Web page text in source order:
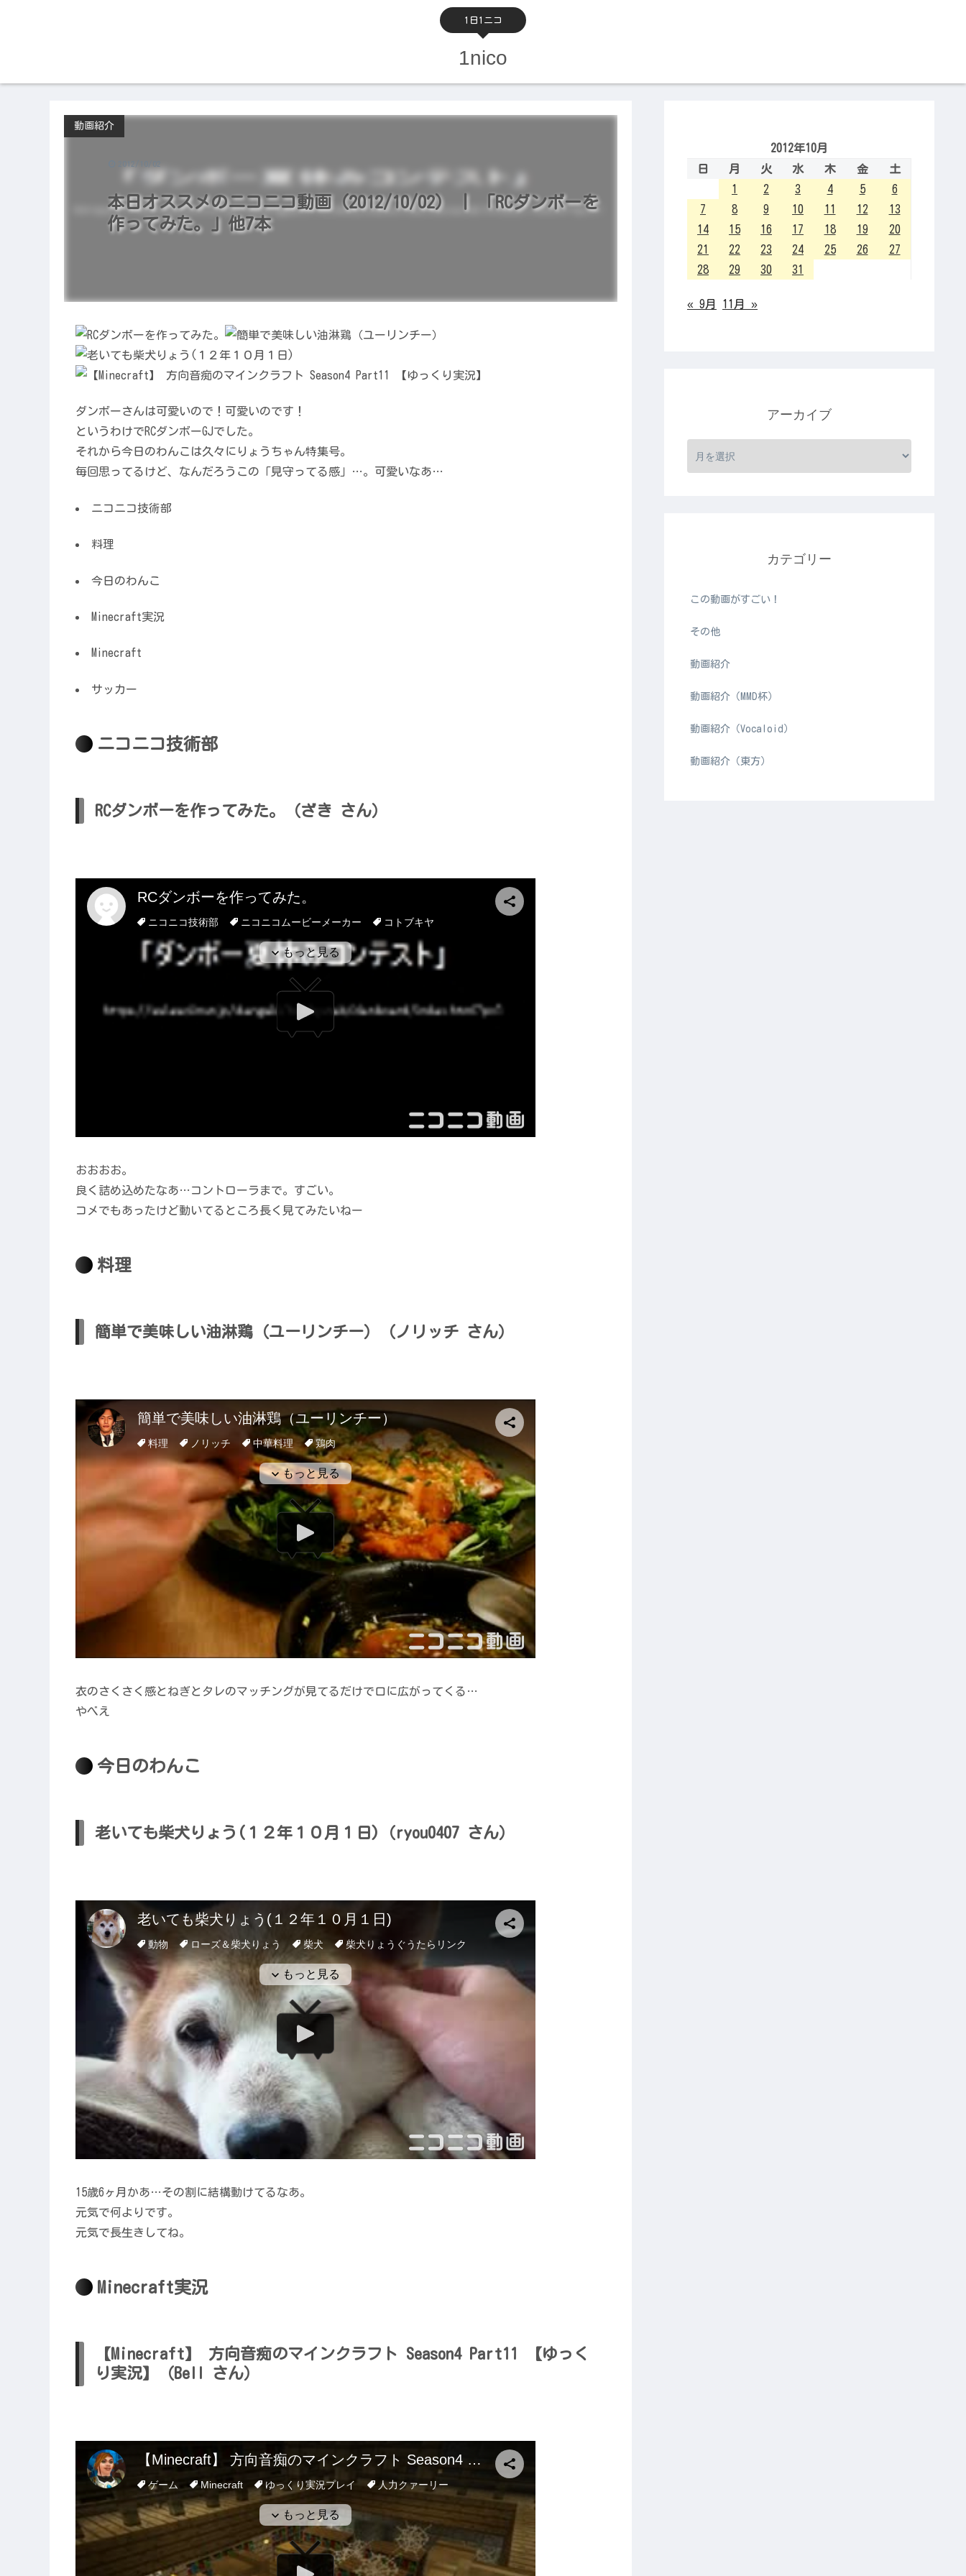
1日1ニコ
1nico
本日オススメのニコニコ動画（2012/10/02） | 「RCダンボーを
作ってみた。」他7本
動画紹介
ダンボーさんは可愛いので！可愛いのです！
というわけでRCダンボーGJでした。
それから今日のわんこは久々にりょうちゃん特集号。
毎回思ってるけど、なんだろうこの「見守ってる感」…。可愛いなあ…
ニコニコ技術部
料理
今日のわんこ
Minecraft実況
Minecraft
サッカー
ニコニコ技術部
RCダンボーを作ってみた。（ざき さん）
おおおお。
良く詰め込めたなあ…コントローラまで。すごい。
コメでもあったけど動いてるところ長く見てみたいねー
料理
簡単で美味しい油淋鶏（ユーリンチー）（ノリッチ さん）
衣のさくさく感とねぎとタレのマッチングが見てるだけで口に広がってくる…
やべえ
今日のわんこ
老いても柴犬りょう(１２年１０月１日)（ryou0407 さん）
15歳6ヶ月かあ…その割に結構動けてるなあ。
元気で何よりです。
元気で長生きしてね。
Minecraft実況
【Minecraft】 方向音痴のマインクラフト Season4 Part11 【ゆっく
り実況】（Bell さん）
2012年10月
日
月 火 水 木 金
土
1
2 3 4 5
6
7
8 9 10 11 12
13
14
15 16 17 18 19
20
21
22 23 24 25 26
27
28
29 30 31
« 9月 11月 »
アーカイブ
カテゴリー
この動画がすごい！
その他
動画紹介
動画紹介（MMD杯）
動画紹介（Vocaloid）
動画紹介（東方）